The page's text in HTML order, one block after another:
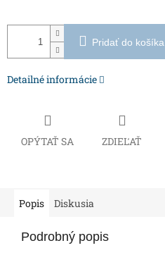
Pridať do košíka
Detailné informácie
OPÝTAŤ SA ZDIEĽAŤ
Popis Diskusia
Podrobný popis